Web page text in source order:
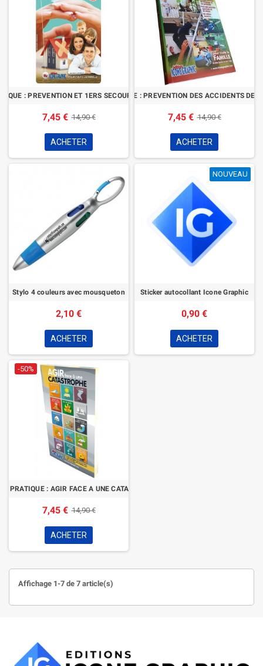
: PREVENTION ET 1ERS SECOURS A LA MAISON
7,45 € 14,90 €
ACHETER
LE GUIDE PRATIQUE : PREVENTION DES ACCIDENTS DE
7,45 € 14,90 €
ACHETER
Stylo 4 couleurs avec mousqueton
2,10 €
ACHETER
NOUVEAU
NOUVEAU
Sticker autocollant Icone Graphic
0,90 €
ACHETER
-50%
PRATIQUE : AGIR FACE A UNE CATASTROPHE
7,45 € 14,90 €
ACHETER
Affichage 1-7 de 7 article(s)